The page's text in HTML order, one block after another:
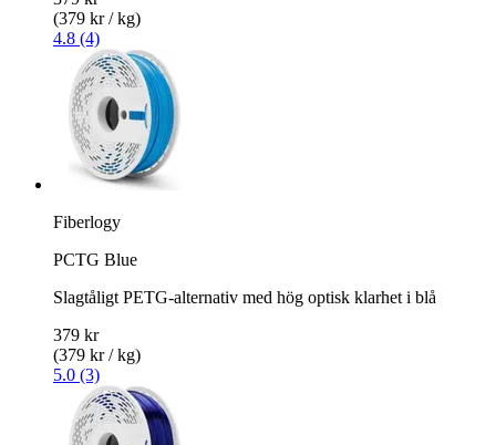
(379 kr / kg)
4.8 (4)
Fiberlogy
PCTG Blue
Slagtåligt PETG-alternativ med hög optisk klarhet i blå
379 kr
(379 kr / kg)
5.0 (3)